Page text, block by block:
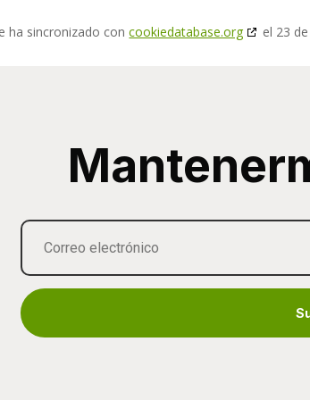
ha sincronizado concookiedatabase.org el 23